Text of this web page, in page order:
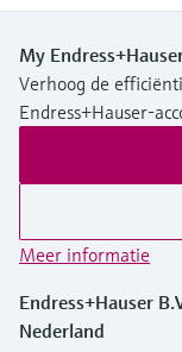
My
Verhoog de
Endress+Hauser-
Meer informatie
Endress+Hauser
Nederland